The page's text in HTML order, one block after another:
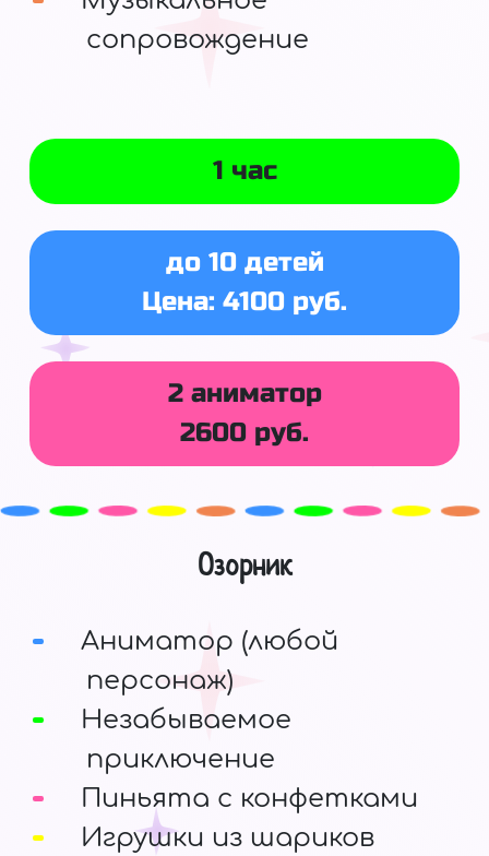
сопровождение
1 час
до 10 детей
Цена: 4100 руб.
2 аниматор
2600 руб.
Озорник
Аниматор (любой
персонаж)
Незабываемое
приключение
Пиньята с конфетками
Игрушки из шариков